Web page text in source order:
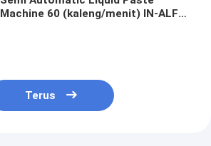
Machine 60 (kaleng/menit) IN-ALF
Terus